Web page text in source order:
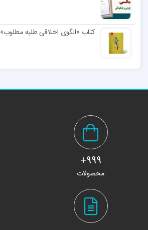
کتاب «الگوی اخلاقی طلبه مطلوب»
999+
محصولات